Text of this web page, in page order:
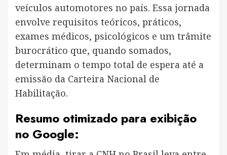
veículos automotores no país. Essa jornada
envolve requisitos teóricos, práticos,
exames médicos, psicológicos e um trâmite
burocrático que, quando somados,
determinam o tempo total de espera até a
emissão da Carteira Nacional de
Habilitação.
Resumo otimizado para exibição
no Google: